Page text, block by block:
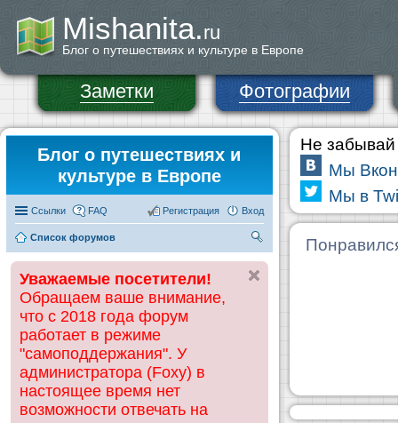
Mishanita.ru
Блог о путешествиях и культуре в Европе
Заметки Фотографии
Блог о путешествиях и
культуре в Европе
Ссылки FAQ Вход
Регистрация
Список форумов
ск
Уважаемые посетители!
Обращаем ваше внимание,
что с 2018 года форум
работает в режиме
"самоподдержания". У
администратора (Foxy) в
настоящее время нет
возможности отвечать на
Не забывай
Мы
Мы в